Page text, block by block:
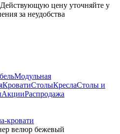
цену уточняйте у
за неудобства
Модульная
КроватиСтолыКреслаСтолы и
АкцииРаспродажа
кровати
велюр бежевый